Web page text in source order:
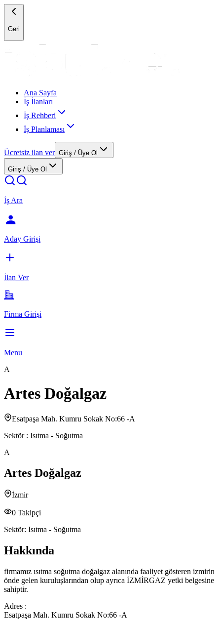
Geri
Ana Sayfa
İş İlanları
İş Rehberi
İş Planlaması
Ücretsiz ilan ver Giriş / Üye Ol
Giriş / Üye Ol
İş Ara
Aday Girişi
İlan Ver
Firma Girişi
Menu
A
Artes Doğalgaz
Esatpaşa Mah. Kumru Sokak No:66 -A
Sektör : Isıtma - Soğutma
A
Artes Doğalgaz
İzmir
0 Takipçi
Sektör: Isıtma - Soğutma
Hakkında
firmamız ısıtma soğutma doğalgaz alanında faaliyet gösteren izmirin
önde gelen kuruluşlarından olup ayrıca İZMİRGAZ yetki belgesine
sahiptir.
Adres :
Esatpaşa Mah. Kumru Sokak No:66 -A